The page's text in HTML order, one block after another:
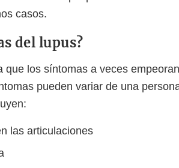
casos.
del lupus?
que los síntomas a veces
pueden variar de una
las articulaciones